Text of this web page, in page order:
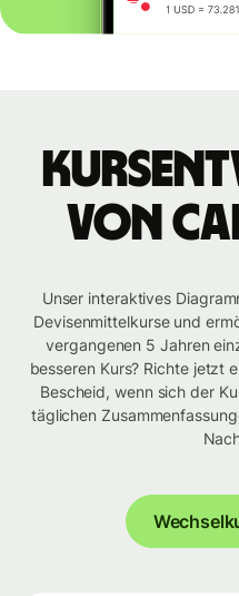
von
Unser interaktives
Devisenmittelkurse und
vergangenen 5 Jahren
besseren Kurs? Richte jetzt
Bescheid, wenn sich der
täglichen